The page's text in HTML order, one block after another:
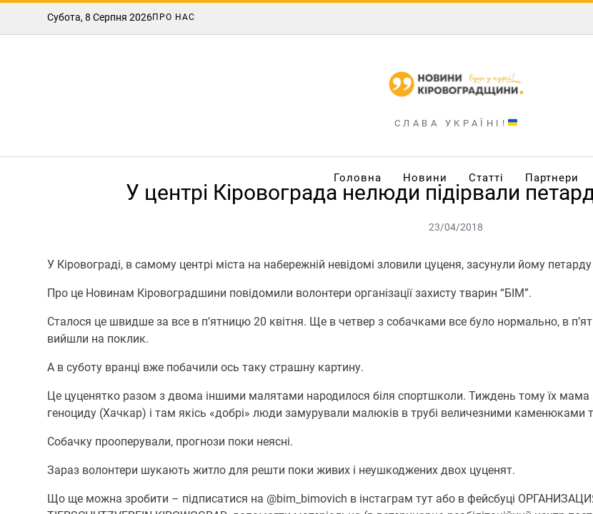
Субота, 8 Серпня 2026ПРО НАС
СЛАВА УКРАЇНІ!
Головна Новини Статті Партнери
У центрі Кіровограда нелюди підірвали
23/04/2018
У Кіровограді, в самому центрі міста на набережній невідомі зловили цуценя, засунули йому петарду
Про це Новинам Кіровоградшини повідомили волонтери організації захисту тварин “БІМ”.
Сталося це швидше за все в п’ятницю 20 квітня. Ще в четвер з собачками все було нормально, в
вийшли на поклик.
А в суботу вранці вже побачили ось таку страшну картину.
Це цуценятко разом з двома іншими малятами народилося біля спортшколи. Тиждень тому їх мама
геноциду (Хачкар) і там якісь «добрі» люди замурували малюків в трубі величезними каменюками
Собачку прооперували, прогнози поки неясні.
Зараз волонтери шукають житло для решти поки живих і неушкоджених двох цуценят.
Що ще можна зробити – підписатися на @bim_bimovich в інстаграм тут або в фейсбуці